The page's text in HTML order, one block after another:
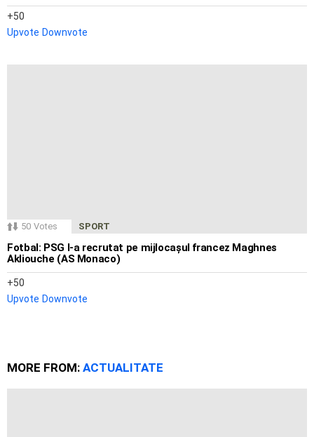
50
Upvote Downvote
50 Votes SPORT
Fotbal: PSG l-a recrutat pe mijlocașul francez Maghnes
Akliouche (AS Monaco)
50
Upvote Downvote
MORE FROM: ACTUALITATE